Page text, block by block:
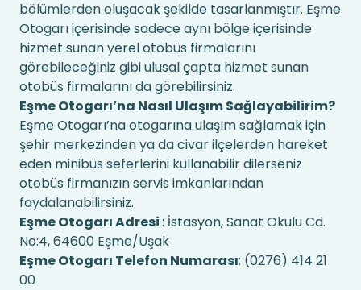
bölümlerden oluşacak şekilde tasarlanmıştır. Eşme
Otogarı içerisinde sadece aynı bölge içerisinde
hizmet sunan yerel otobüs firmalarını
görebileceğiniz gibi ulusal çapta hizmet sunan
otobüs firmalarını da görebilirsiniz.
Eşme Otogarı’na Nasıl Ulaşım Sağlayabilirim?
Eşme Otogarı’na otogarına ulaşım sağlamak için
şehir merkezinden ya da civar ilçelerden hareket
eden minibüs seferlerini kullanabilir dilerseniz
otobüs firmanızın servis imkanlarından
faydalanabilirsiniz.
Eşme Otogarı Adresi: İstasyon, Sanat Okulu Cd.
No:4, 64600 Eşme/Uşak
Eşme Otogarı Telefon Numarası: (0276) 414 21
00